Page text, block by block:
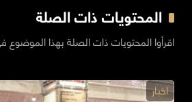
المحتويات ذات الصلة
اقرأوا المحتويات ذات الصلة بهذا
اخبار